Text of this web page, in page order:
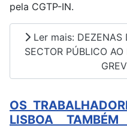
pela CGTP-IN.
Ler mais: DEZENAS
SECTOR PÚBLICO
OS
LISBOA